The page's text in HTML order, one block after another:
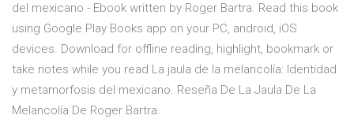
del mexicano - Ebook written by Roger Bartra. Read this book
using Google Play Books app on your PC, android, iOS
devices. Download for offline reading, highlight, bookmark or
take notes while you read La jaula de la melancolía: Identidad
y metamorfosis del mexicano. Reseña De La Jaula De La
Melancolía De Roger Bartra.